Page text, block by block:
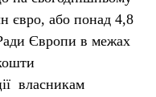
євро, або понад 4,8
Європи в межах
власникам